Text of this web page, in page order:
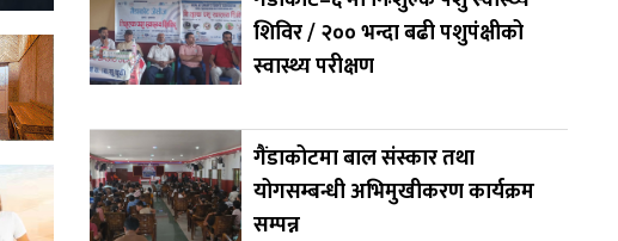
शिविर / २०० भन्दा बढी पशुपंक्षीको
स्वास्थ्य परीक्षण
गैंडाकोटमा बाल संस्कार तथा
योगसम्बन्धी अभिमुखीकरण कार्यक्रम
सम्पन्न